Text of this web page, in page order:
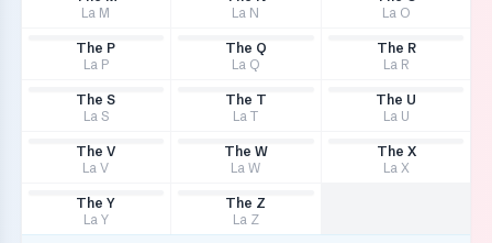
La M
La N
La O
The P
La P
The Q
La Q
The R
La R
The S
La S
The T
La T
The U
La U
The V
La V
The W
La W
The X
La X
The Y
La Y
The Z
La Z